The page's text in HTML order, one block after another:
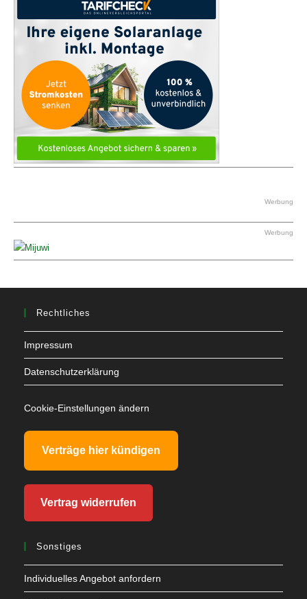
Werbung
Werbung
Rechtliches
Impressum
Datenschutzerklärung
Cookie-Einstellungen ändern
Verträge hier kündigen
Vertrag widerrufen
Sonstiges
Individuelles Angebot anfordern